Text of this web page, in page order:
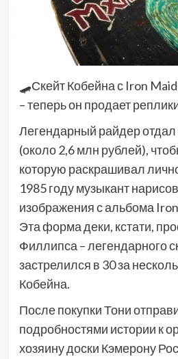
🛹Скейт Кобейна с Iron
– теперь он продает
Легендарный райдер
(около 2,6 млн рублей),
которую раскрашивал
1985 году музыкант
изображения с альбома Iron
Эта форма деки, кстати,
Филлипса – легендарного
застрелился в 30 за
Кобейна.
После покупки Тони
подробностями истории к
хозяину доски Кэмерону